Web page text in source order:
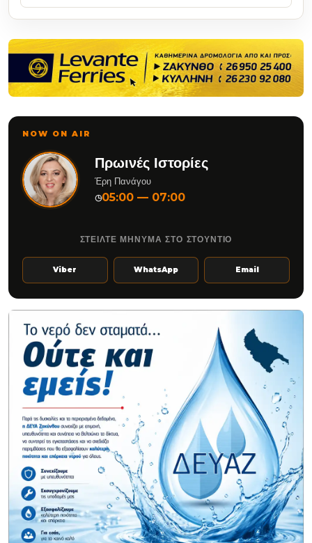
NOW ON AIR
Πρωινές Ιστορίες
Έρη Πανάγου
◷05:00 — 07:00
ΣΤΕΙΛΤΕ ΜΗΝΥΜΑ ΣΤΟ ΣΤΟΥΝΤΙΟ
Viber WhatsApp Email